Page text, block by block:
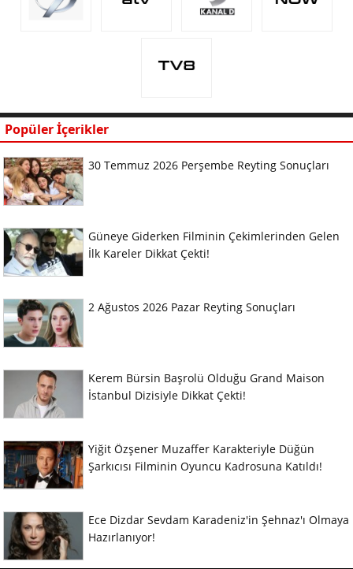
Popüler İçerikler
30 Temmuz 2026 Perşembe Reyting Sonuçları
Güneye Giderken Filminin Çekimlerinden Gelen
İlk Kareler Dikkat Çekti!
2 Ağustos 2026 Pazar Reyting Sonuçları
Kerem Bürsin Başrolü Olduğu Grand Maison
İstanbul Dizisiyle Dikkat Çekti!
Yiğit Özşener Muzaffer Karakteriyle Düğün
Şarkıcısı Filminin Oyuncu Kadrosuna Katıldı!
Ece Dizdar Sevdam Karadeniz'in Şehnaz'ı Olmaya
Hazırlanıyor!